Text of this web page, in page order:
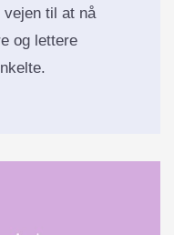
til at nå
og lettere